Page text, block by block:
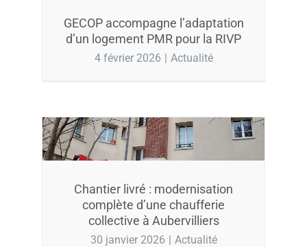
GECOP accompagne l’adaptation
d’un logement PMR pour la RIVP
4 février 2026 | Actualité
Chantier livré : modernisation
complète d’une chaufferie
collective à Aubervilliers
30 janvier 2026 | Actualité